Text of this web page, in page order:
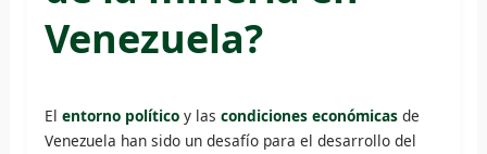
Venezuela?
El entorno políticoy las condiciones económicasde
Venezuela han sido un desafío para el desarrollo del